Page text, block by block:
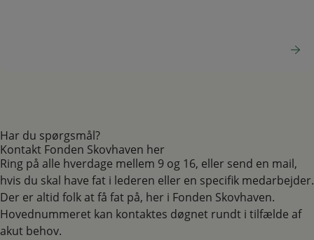
Har du spørgsmål?
Kontakt Fonden Skovhaven her
Ring på alle hverdage mellem 9 og 16, eller send en mail,
hvis du skal have fat i lederen eller en specifik medarbejder.
Der er altid folk at få fat på, her i Fonden Skovhaven.
Hovednummeret kan kontaktes døgnet rundt i tilfælde af
akut behov.